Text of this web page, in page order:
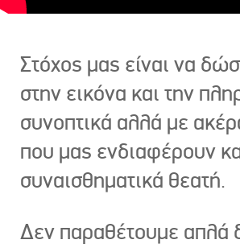
Στόχος μας είναι να
στην εικόνα και την
συνοπτικά αλλά με
που μας ενδιαφέρουν
συναισθηματικά θεατή.
Δεν παραθέτουμε απλά